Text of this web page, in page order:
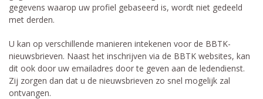
gegevens waarop uw profiel gebaseerd is, wordt niet gedeeld
met derden.
U kan op verschillende manieren intekenen voor de BBTK-
nieuwsbrieven. Naast het inschrijven via de BBTK websites, kan
dit ook door uw emailadres door te geven aan de ledendienst.
Zij zorgen dan dat u de nieuwsbrieven zo snel mogelijk zal
ontvangen.